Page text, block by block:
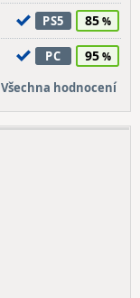
PS5 85
PC 95
Všechna hodnocení